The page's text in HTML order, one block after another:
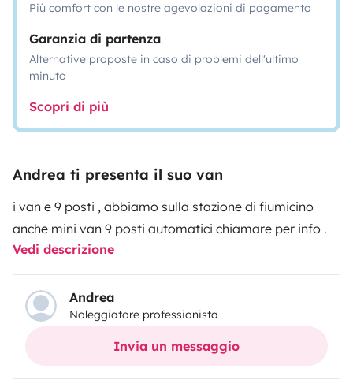
Più comfort con le nostre agevolazioni di pagamento
Garanzia di partenza
Alternative proposte in caso di problemi dell'ultimo
minuto
Scopri di più
Andrea ti presenta il suo van
i van e 9 posti , abbiamo sulla stazione di fiumicino
anche mini van 9 posti automatici chiamare per info .
Vedi descrizione
Andrea
Noleggiatore professionista
Invia un messaggio